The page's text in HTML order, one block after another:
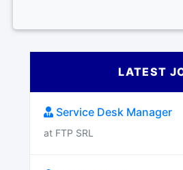
LATEST
Service Desk Manager
at FTP SRL